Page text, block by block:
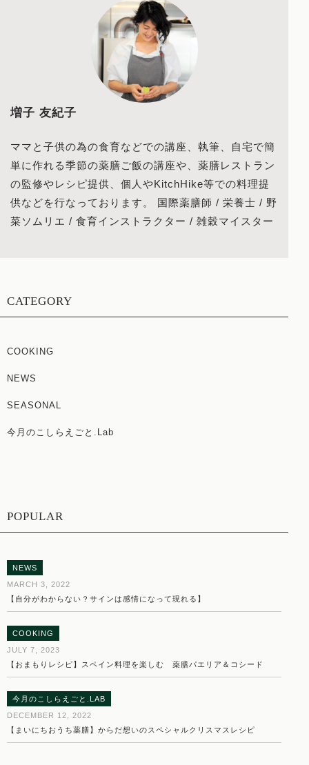
増子 友紀子
ママと子供の為の食育などでの講座、執筆、自宅で簡
単に作れる季節の薬膳ご飯の講座や、薬膳レストラン
の監修やレシピ提供、個人やKitchHike等での料理提
供などを行なっております。 国際薬膳師 / 栄養士 / 野
菜ソムリエ / 食育インストラクター / 雑穀マイスター
CATEGORY
COOKING
NEWS
SEASONAL
今月のこしらえごと.Lab
POPULAR
NEWS
MARCH 3, 2022
【自分がわからない？サインは感情になって現れる】
COOKING
JULY 7, 2023
【おまもりレシピ】スペイン料理を楽しむ 薬膳パエリア＆コシード
今月のこしらえごと.LAB
DECEMBER 12, 2022
【まいにちおうち薬膳】からだ想いのスペシャルクリスマスレシピ